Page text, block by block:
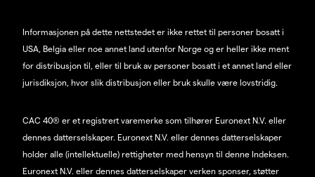
Informasjonen på dette nettstedet er ikke rettet til personer bosatt i
USA, Belgia eller noe annet land utenfor Norge og er heller ikke ment
for distribusjon til, eller til bruk av personer bosatt i et annet land eller
jurisdiksjon, hvor slik distribusjon eller bruk skulle være lovstridig.
CAC 40® er et registrert varemerke som tilhører Euronext N.V. eller
dennes datterselskaper. Euronext N.V. eller dennes datterselskaper
holder alle (intellektuelle) rettigheter med hensyn til denne Indeksen.
Euronext N.V. eller dennes datterselskaper verken sponser, støtter